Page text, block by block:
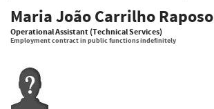
Maria João Carrilho Raposo
Operational Assistant (Technical Services)
Employment contract in public functions indefinitely